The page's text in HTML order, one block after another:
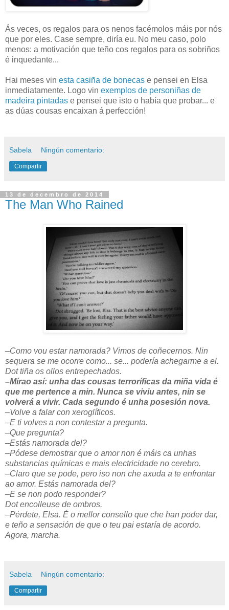
Ás veces, os regalos para os nenos facémolos máis por nós
que por eles. Case sempre, diría eu. No meu caso, polo
menos: a motivación que teño cos regalos para os sobriños
é inquedante...
Hai meses vin esta casiña de bonecas e pensei en Elsa
inmediatamente. Logo vin exemplos de personiñas de
madeira pintadas e pensei que isto o había que probar... e
as dúas cousas encaixan á perfección!
Sabela Ningún comentario:
Compartir
13 de decembro de 2014
The Man Who Rained
–Como vou estar namorada? Vimos de coñecernos. Nin
sequera se me ocorre como... se... podería achegarme a el.
Dot tiña os ollos entrepechados.
–Mírao así: unha das cousas terroríficas da miña vida é
que me pertence a min. Nunca se viviu antes, nin se
volverá a vivir. Cada segundo é unha posesión nova.
–Volve a falar con xeroglíficos.
–E ti volves a non contestar a pregunta.
–Que pregunta?
–Estás namorada del?
–Pódese demostrar que o amor non é máis ca unhas
substancias químicas e mais electricidade no cerebro.
–Claro que se pode, pero iso non che axuda a te enfrontar
ao amor. Estás namorada del?
–E se non podo responder?
Dot encolleuse de ombros.
–Pérdete, Elsa. É o mellor consello que che han poder dar,
e teño a sensación de que o teu pai estaría de acordo.
Agora, marcha.
Sabela Ningún comentario:
Compartir